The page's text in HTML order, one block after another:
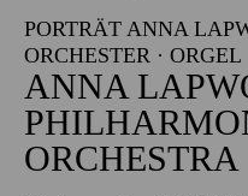
PORTRÄT ANNA
RCHESTER · ORGEL
ANNA
ORCHESTRA